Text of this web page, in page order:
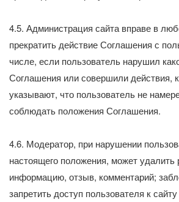
4.5. Администрация сайта вправе в
прекратить действие Соглашения с
числе, если пользователь нарушил
Соглашения или совершили действия,
указывают, что пользователь не
соблюдать положения Соглашения.
4.6. Модератор, при нарушении
настоящего положения, может
информацию, отзыв, комментарий;
запретить доступ пользователя к